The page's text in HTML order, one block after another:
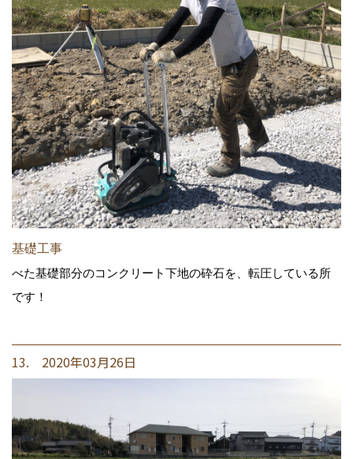
基礎工事
べた基礎部分のコンクリート下地の砕石を、転圧している所
です！
13. 2020年03月26日